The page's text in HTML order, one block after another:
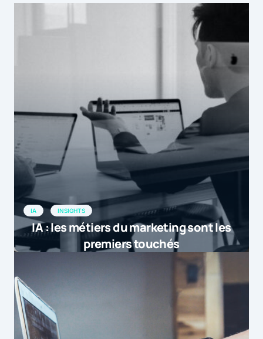
IA INSIGHTS
IA : les métiers du marketing sont les
premiers touchés